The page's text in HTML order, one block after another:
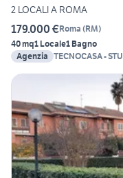
2 LOCALI A ROMA
179.000 €Roma (RM)
40 mq1 Locale1 Bagno
Agenzia TECNOCASA -